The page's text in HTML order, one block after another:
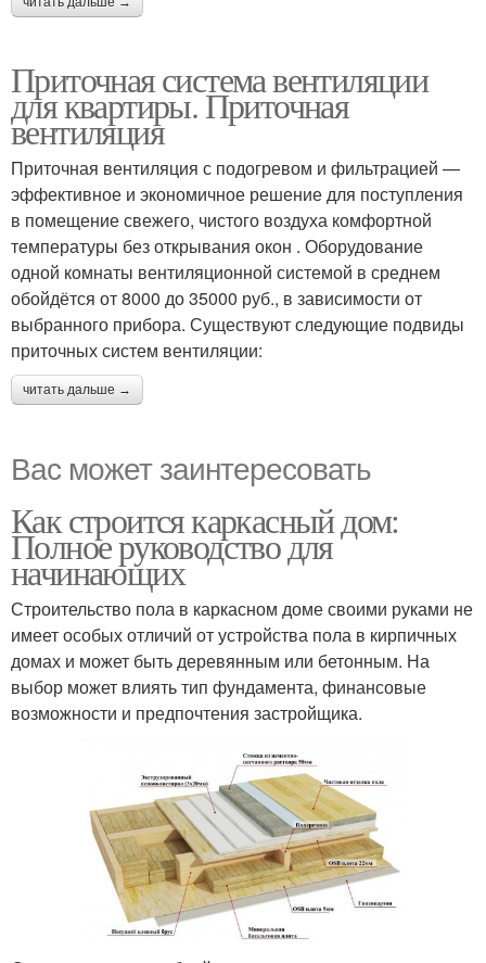
Приточная система вентиляции
для квартиры. Приточная
вентиляция
Приточная вентиляция с подогревом и фильтрацией —
эффективное и экономичное решение для поступления
в помещение свежего, чистого воздуха комфортной
температуры без открывания окон . Оборудование
одной комнаты вентиляционной системой в среднем
обойдётся от 8000 до 35000 руб., в зависимости от
выбранного прибора. Существуют следующие подвиды
приточных систем вентиляции:
читать дальше →
Вас может заинтересовать
Как строится каркасный дом:
Полное руководство для
начинающих
Строительство пола в каркасном доме своими руками не
имеет особых отличий от устройства пола в кирпичных
домах и может быть деревянным или бетонным. На
выбор может влиять тип фундамента, финансовые
возможности и предпочтения застройщика.